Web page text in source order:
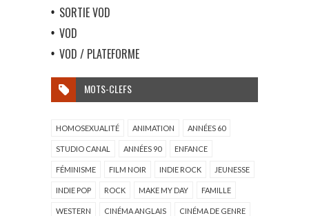
SORTIE VOD
VOD
VOD / PLATEFORME
MOTS-CLEFS
HOMOSEXUALITÉ ANIMATION ANNÉES 60
STUDIO CANAL ANNÉES 90 ENFANCE
FÉMINISME FILM NOIR INDIE ROCK JEUNESSE
INDIE POP ROCK MAKE MY DAY FAMILLE
WESTERN CINÉMA ANGLAIS CINÉMA DE GENRE